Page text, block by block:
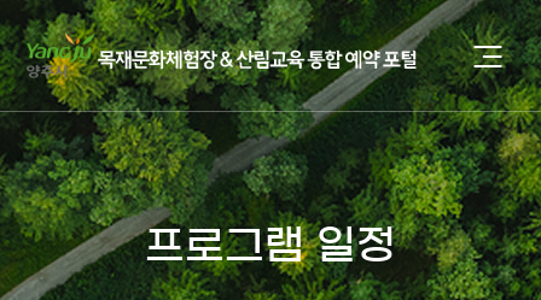
프로그램 일정